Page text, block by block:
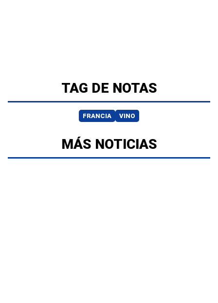
TAG DE NOTAS
FRANCIA VINO
MÁS NOTICIAS